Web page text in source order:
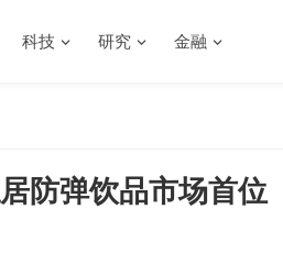
科技 研究 金融
防弹饮品市场首位